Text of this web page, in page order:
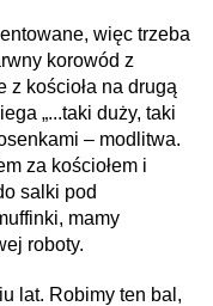
więc trzeba
korowód z
kościoła na drugą
„...taki duży, taki
– modlitwa.
za kościołem i
salki pod
mamy
roboty.
lat. Robimy ten bal,